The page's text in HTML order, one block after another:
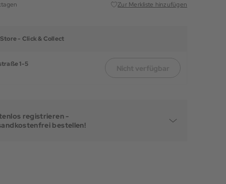
Zur Merkliste hinzufügen
- Click & Collect
1-5
registrieren -
bestellen!